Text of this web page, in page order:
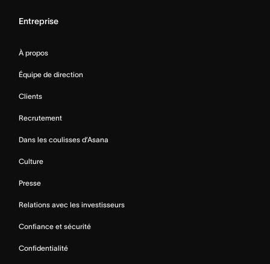
Entreprise
À propos
Équipe de direction
Clients
Recrutement
Dans les coulisses d’Asana
Culture
Presse
Relations avec les investisseurs
Confiance et sécurité
Confidentialité